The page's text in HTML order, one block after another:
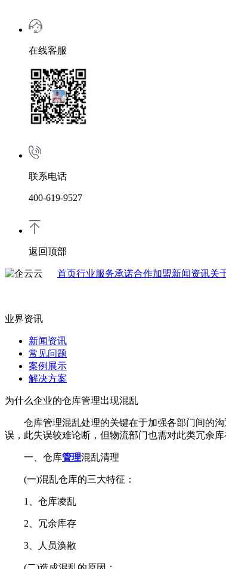
在线客服
联系电话
400-619-9527
返回顶部
首页行业服务承诺合作加盟新闻资讯关
业界资讯
新闻资讯
常见问题
案例展示
解决方案
为什么企业的仓库管理出现混乱
仓库管理混乱处理的关键在于加强各部门间的沟
误，此失误较难论断，但物流部门也需对此类冗余库
一、仓库管理混乱清理
(一)混乱仓库的三大特征：
1、仓库凌乱
2、冗余库存
3、人员涣散